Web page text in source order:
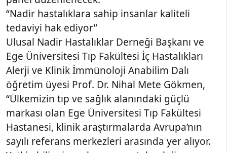
“Nadir hastalıklara sahip insanlar kaliteli
tedaviyi hak ediyor”
Ulusal Nadir Hastalıklar Derneği Başkanı ve
Ege Üniversitesi Tıp Fakültesi İç Hastalıkları
Alerji ve Klinik İmmünoloji Anabilim Dalı
öğretim üyesi Prof. Dr. Nihal Mete Gökmen,
“Ülkemizin tıp ve sağlık alanındaki güçlü
markası olan Ege Üniversitesi Tıp Fakültesi
Hastanesi, klinik araştırmalarda Avrupa’nın
sayılı referans merkezleri arasında yer alıyor.